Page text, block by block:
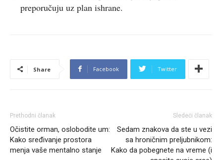
preporučuju uz plan ishrane.
Share Facebook Twitter
Prethodni članak
Očistite orman, oslobodite um:
Kako sređivanje prostora
menja vaše mentalno stanje
Sledeći članak
Sedam znakova da ste u vezi
sa hroničnim preljubnikom:
Kako da pobegnete na vreme (i